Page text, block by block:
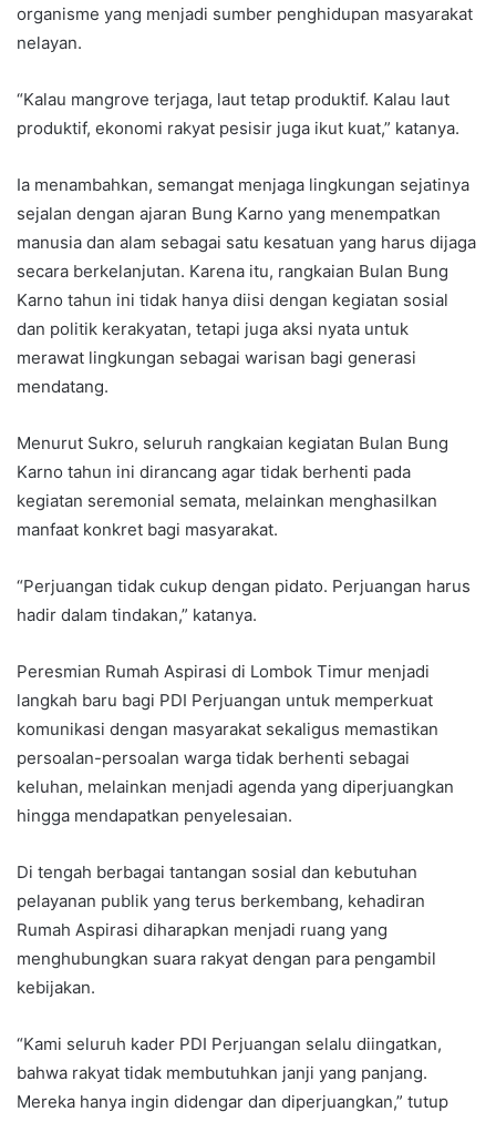
organisme yang menjadi sumber penghidupan masyarakat
nelayan.
“Kalau mangrove terjaga, laut tetap produktif. Kalau laut
produktif, ekonomi rakyat pesisir juga ikut kuat,” katanya.
Ia menambahkan, semangat menjaga lingkungan sejatinya
sejalan dengan ajaran Bung Karno yang menempatkan
manusia dan alam sebagai satu kesatuan yang harus dijaga
secara berkelanjutan. Karena itu, rangkaian Bulan Bung
Karno tahun ini tidak hanya diisi dengan kegiatan sosial
dan politik kerakyatan, tetapi juga aksi nyata untuk
merawat lingkungan sebagai warisan bagi generasi
mendatang.
Menurut Sukro, seluruh rangkaian kegiatan Bulan Bung
Karno tahun ini dirancang agar tidak berhenti pada
kegiatan seremonial semata, melainkan menghasilkan
manfaat konkret bagi masyarakat.
“Perjuangan tidak cukup dengan pidato. Perjuangan harus
hadir dalam tindakan,” katanya.
Peresmian Rumah Aspirasi di Lombok Timur menjadi
langkah baru bagi PDI Perjuangan untuk memperkuat
komunikasi dengan masyarakat sekaligus memastikan
persoalan-persoalan warga tidak berhenti sebagai
keluhan, melainkan menjadi agenda yang diperjuangkan
hingga mendapatkan penyelesaian.
Di tengah berbagai tantangan sosial dan kebutuhan
pelayanan publik yang terus berkembang, kehadiran
Rumah Aspirasi diharapkan menjadi ruang yang
menghubungkan suara rakyat dengan para pengambil
kebijakan.
“Kami seluruh kader PDI Perjuangan selalu diingatkan,
bahwa rakyat tidak membutuhkan janji yang panjang.
Mereka hanya ingin didengar dan diperjuangkan,” tutup